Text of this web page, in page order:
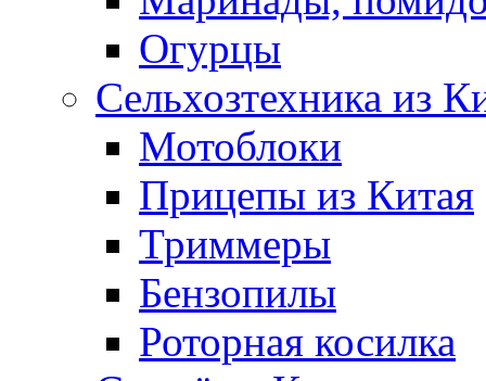
Огурцы
Сельхозтехника из
Мотоблоки
Прицепы из Китая
Триммеры
Бензопилы
Роторная косилка